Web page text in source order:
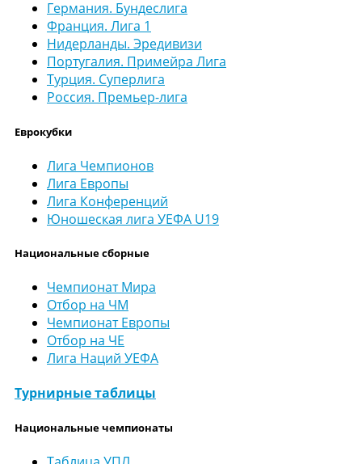
Германия. Бундеслига
Франция. Лига 1
Нидерланды. Эредивизи
Португалия. Примейра Лига
Турция. Суперлига
Россия. Премьер-лига
Еврокубки
Лига Чемпионов
Лига Европы
Лига Конференций
Юношеская лига УЕФА U19
Национальные сборные
Чемпионат Мира
Отбор на ЧМ
Чемпионат Европы
Отбор на ЧЕ
Лига Наций УЕФА
Турнирные таблицы
Национальные чемпионаты